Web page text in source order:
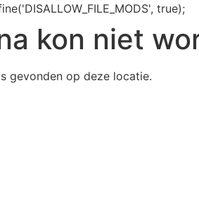
true);
kon niet
gevonden op deze locatie.